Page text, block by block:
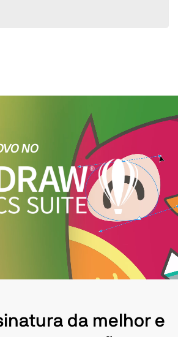
NO
da melhor e